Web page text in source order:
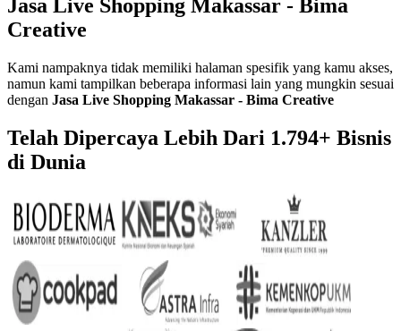
Jasa Live Shopping Makassar - Bima
Creative
Kami nampaknya tidak memiliki halaman spesifik yang kamu akses,
namun kami tampilkan beberapa informasi lain yang mungkin sesuai
dengan Jasa Live Shopping Makassar - Bima Creative
Telah Dipercaya Lebih Dari 1.794+ Bisnis
di Dunia